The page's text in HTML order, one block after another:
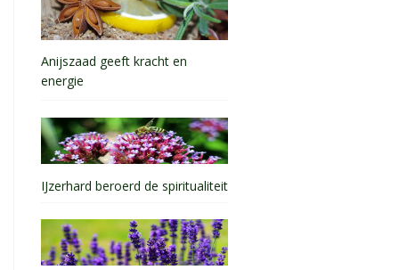
Anijszaad geeft kracht en
energie
IJzerhard beroerd de spiritualiteit